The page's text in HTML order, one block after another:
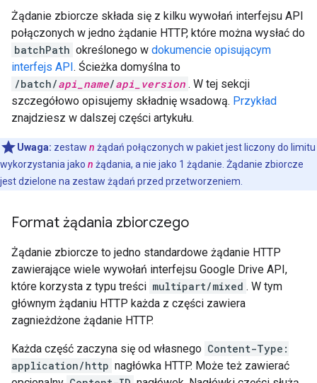
Żądanie zbiorcze składa się z kilku wywołań interfejsu API
połączonych w jedno żądanie HTTP, które można wysłać do
batchPath określonego w dokumencie opisującym
interfejs API. Ścieżka domyślna to
/batch/api_name/api_version . W tej sekcji
szczegółowo opisujemy składnię wsadową. Przykład
znajdziesz w dalszej części artykułu.
Uwaga: zestaw n żądań połączonych w pakiet jest liczony do limitu
wykorzystania jako n żądania, a nie jako 1 żądanie. Żądanie zbiorcze
jest dzielone na zestaw żądań przed przetworzeniem.
Format żądania zbiorczego
Żądanie zbiorcze to jedno standardowe żądanie HTTP
zawierające wiele wywołań interfejsu Google Drive API,
które korzysta z typu treści multipart/mixed . W tym
głównym żądaniu HTTP każda z części zawiera
zagnieżdżone żądanie HTTP.
Każda część zaczyna się od własnego Content-Type:
application/http nagłówka HTTP. Może też zawierać